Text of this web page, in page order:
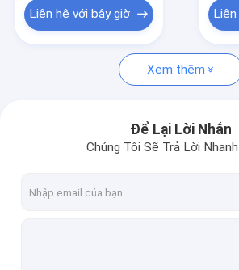
VR
Ghế Chiavari Đám cưới
Ghế tiệc khách sạn
Ghế nhà thờ có thể xếp chồng lên
Liên hệ với bây giờ
Xem thêm
Để Lại Lời Nhắn
Chúng Tôi Sẽ Trả Lời